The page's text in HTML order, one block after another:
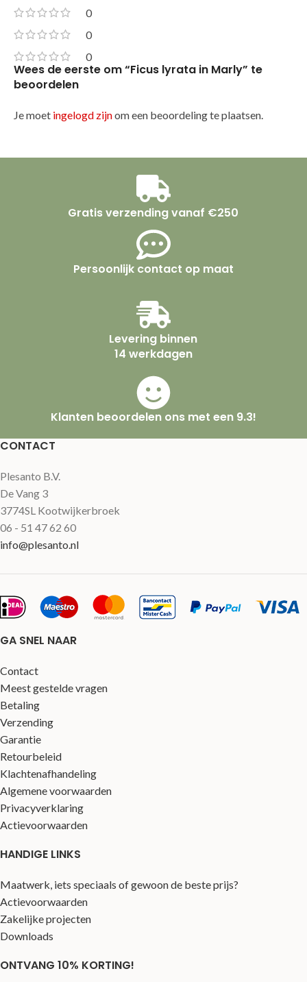
0
0
0
Wees de eerste om “Ficus lyrata in Marly” te
beoordelen
Je moet ingelogd zijnom een beoordeling te plaatsen.
Gratis verzending vanaf €250
Persoonlijk contact op maat
Levering binnen
14 werkdagen
Klanten beoordelen ons met een 9.3!
CONTACT
Plesanto B.V.
De Vang 3
3774SL Kootwijkerbroek
06 - 51 47 62 60
info@plesanto.nl
GA SNEL NAAR
Contact
Meest gestelde vragen
Betaling
Verzending
Garantie
Retourbeleid
Klachtenafhandeling
Algemene voorwaarden
Privacyverklaring
Actievoorwaarden
HANDIGE LINKS
Maatwerk, iets speciaals of gewoon de beste prijs?
Actievoorwaarden
Zakelijke projecten
Downloads
ONTVANG 10% KORTING!